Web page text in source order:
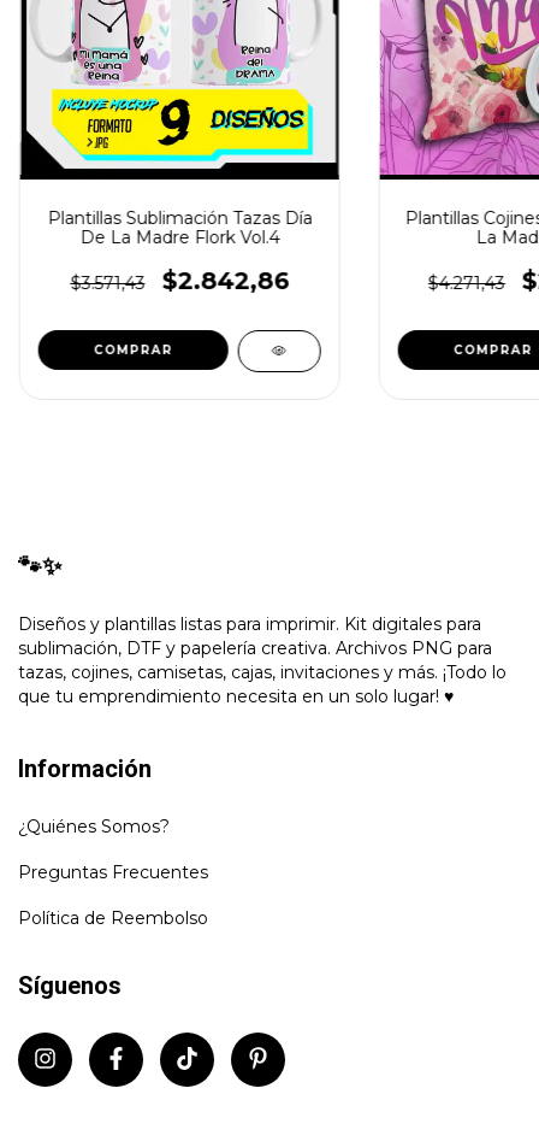
Plantillas Sublimación Tazas Día
De La Madre Flork Vol.4
$3.571,43 $2.842,86
Plantillas
La
$4.271,43
🐾✨
Diseños y plantillas listas para imprimir. Kit digitales para
sublimación, DTF y papelería creativa. Archivos PNG para
tazas, cojines, camisetas, cajas, invitaciones y más. ¡Todo lo
que tu emprendimiento necesita en un solo lugar! ♥
Información
¿Quiénes Somos?
Preguntas Frecuentes
Política de Reembolso
Síguenos